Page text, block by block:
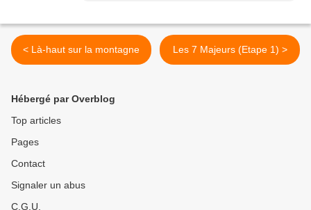
< Là-haut sur la montagne Les 7 Majeurs (Etape 1) >
Hébergé par Overblog
Top articles
Pages
Contact
Signaler un abus
C.G.U.